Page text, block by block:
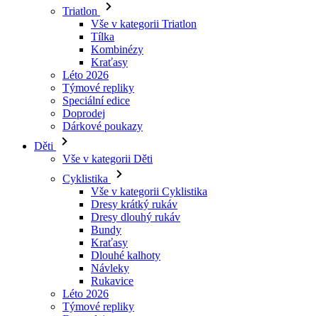
Léto 2026
Týmové repliky
Speciální edice
Doprodej
Dárkové poukazy
Děti
Vše v kategorii Děti
Cyklistika
Vše v kategorii Cyklistika
Dresy dlouhý rukáv
Bundy
Kraťasy
Dlouhé kalhoty
Návleky
Rukavice
Léto 2026
Týmové repliky
Doprodej
Speciální edice
Dárkové poukazy
Vlastní design
Príbehy